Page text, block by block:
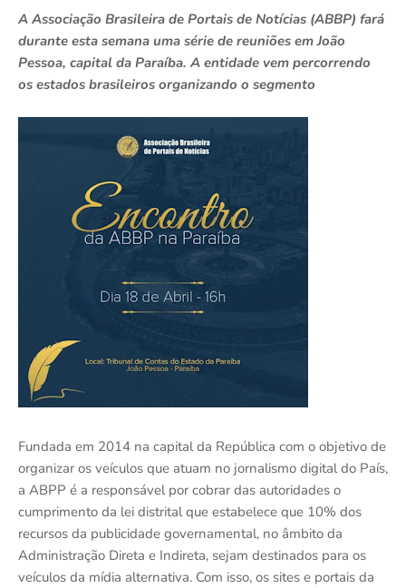
A Associação Brasileira de Portais de Notícias (ABBP) fará
durante esta semana uma série de reuniões em João
Pessoa, capital da Paraíba. A entidade vem percorrendo
os estados brasileiros organizando o segmento
Fundada em 2014 na capital da República com o objetivo de
organizar os veículos que atuam no jornalismo digital do País,
a ABPP é a responsável por cobrar das autoridades o
cumprimento da lei distrital que estabelece que 10% dos
recursos da publicidade governamental, no âmbito da
Administração Direta e Indireta, sejam destinados para os
veículos da mídia alternativa. Com isso, os sites e portais da